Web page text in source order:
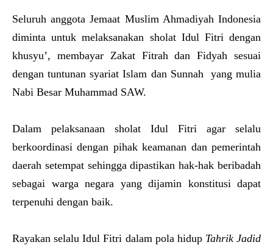
Seluruh anggota Jemaat Muslim Ahmadiyah Indonesia
diminta untuk melaksanakan sholat Idul Fitri dengan
khusyu’, membayar Zakat Fitrah dan Fidyah sesuai
dengan tuntunan syariat Islam dan Sunnah yang mulia
Nabi Besar Muhammad SAW.
Dalam pelaksanaan sholat Idul Fitri agar selalu
berkoordinasi dengan pihak keamanan dan pemerintah
daerah setempat sehingga dipastikan hak-hak beribadah
sebagai warga negara yang dijamin konstitusi dapat
terpenuhi dengan baik.
Rayakan selalu Idul Fitri dalam pola hidup Tahrik Jadid